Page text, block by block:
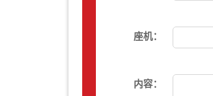
座机：
内容：